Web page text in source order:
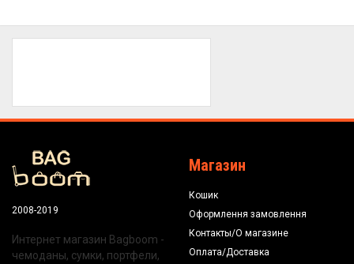
2008-2019
Интернет магазин Bagboom -
чемоданы, сумки, портфели,
Магазин
Кошик
Оформлення замовлення
Контакты/О магазине
Оплата/Доставка